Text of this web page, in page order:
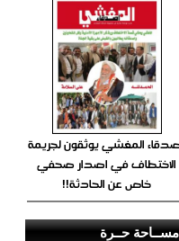
المغشي يوثقون لجريمة
الاختطاف في اصدار صحفي
خاص عن الحادثة!!
مســاحة حــرة